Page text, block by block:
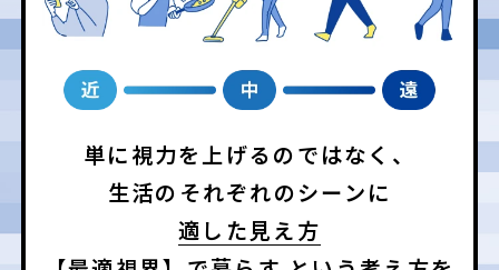
単に視力を上げるのではなく、
生活のそれぞれのシーンに
適した見え方